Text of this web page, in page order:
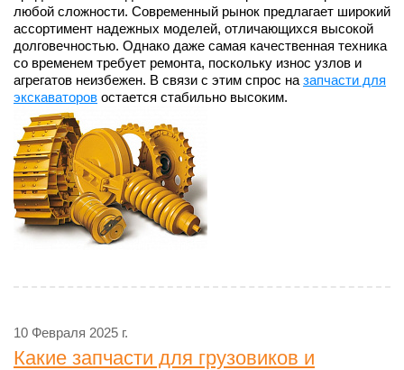
любой сложности. Современный рынок предлагает широкий
ассортимент надежных моделей, отличающихся высокой
долговечностью. Однако даже самая качественная техника
со временем требует ремонта, поскольку износ узлов и
агрегатов неизбежен. В связи с этим спрос на запчасти для
экскаваторов остается стабильно высоким.
10 Февраля 2025 г.
Какие запчасти для грузовиков и